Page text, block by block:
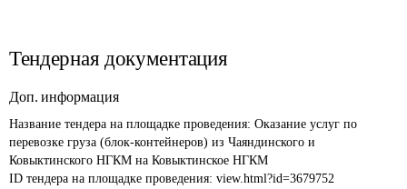
Тендерная документация
Доп. информация
Название тендера на площадке проведения: Оказание услуг по
перевозке груза (блок-контейнеров) из Чаяндинского и
Ковыктинского НГКМ на Ковыктинское НГКМ
ID тендера на площадке проведения: view.html?id=3679752